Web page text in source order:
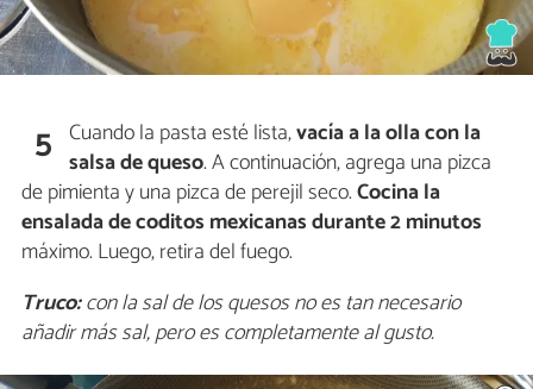
5 Cuando la pasta esté lista,vacía a la olla con la
salsa de queso. A continuación, agrega una pizca
de pimienta y una pizca de perejil seco.Cocina la
ensalada de coditos mexicanas durante 2 minutos
máximo. Luego, retira del fuego.
Truco:con la sal de los quesos no es tan necesario
añadir más sal, pero es completamente al gusto.